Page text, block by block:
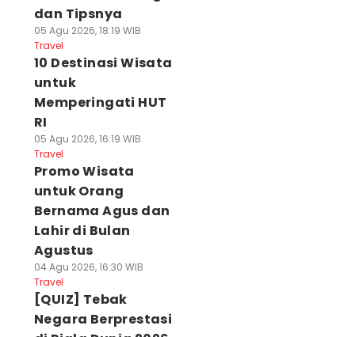
dan Tipsnya
05 Agu 2026, 18:19 WIB
Travel
10 Destinasi Wisata
untuk
Memperingati HUT
RI
05 Agu 2026, 16:19 WIB
Travel
Promo Wisata
untuk Orang
Bernama Agus dan
Lahir di Bulan
Agustus
04 Agu 2026, 16:30 WIB
Travel
[QUIZ] Tebak
Negara Berprestasi